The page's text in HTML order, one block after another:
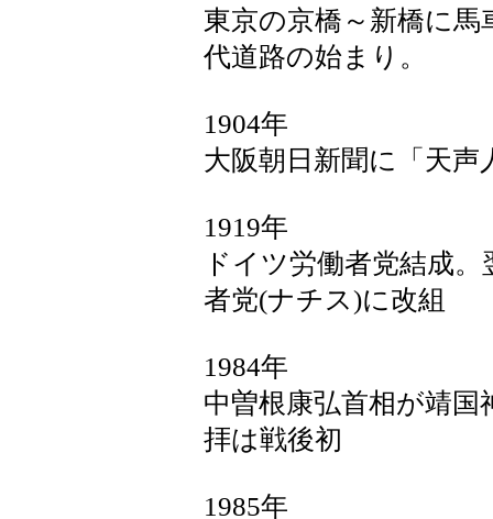
東京の京橋～新橋に馬
代道路の始まり。
1904年
大阪朝日新聞に「天声
1919年
ドイツ労働者党結成
者党(ナチス)に改組
1984年
中曽根康弘首相が靖国
拝は戦後初
1985年